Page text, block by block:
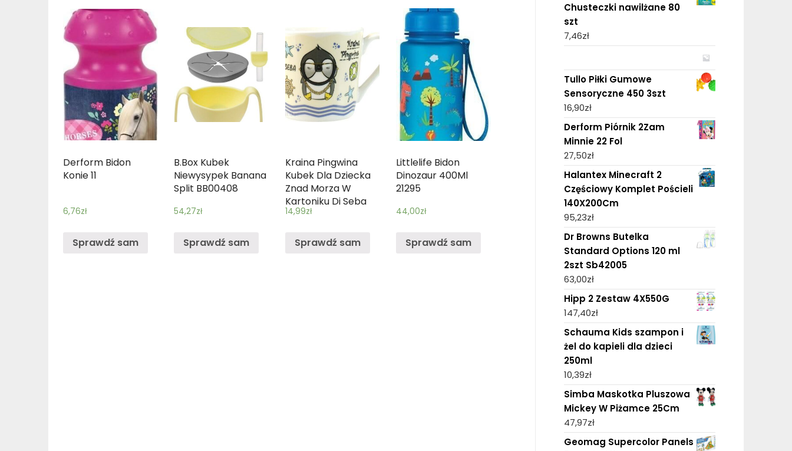
Derform Bidon
Konie 11
6,76zł
Sprawdź sam
B.Box Kubek
Niewysypek Banana
Split BB00408
54,27zł
Sprawdź sam
Kraina Pingwina
Kubek Dla Dziecka
Znad Morza W
Kartoniku Dj Seba
Kraina Pingwina
14,99zł
Sprawdź sam
Littlelife Bidon
Dinozaur 400Ml
21295
44,00zł
Sprawdź sam
Chusteczki nawilżane 80
szt
7,46zł
Tullo Piłki Gumowe
Sensoryczne 450 3szt
16,90zł
Derform Piórnik 2Zam
Minnie 22 Fol
27,50zł
Halantex Minecraft 2
Częściowy Komplet Pościeli
140X200Cm
95,23zł
Dr Browns Butelka
Standard Options 120 ml
2szt Sb42005
63,00zł
Hipp 2 Zestaw 4X550G
147,40zł
Schauma Kids szampon i
żel do kapieli dla dzieci
250ml
10,39zł
Simba Maskotka Pluszowa
Mickey W Piżamce 25Cm
47,97zł
Geomag Supercolor Panels